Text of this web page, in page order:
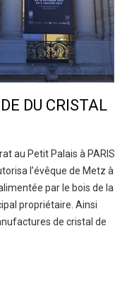
DU CRISTAL
au Petit Palais à PARIS
l’évêque de Metz à
par le bois de la
propriétaire. Ainsi
de cristal de